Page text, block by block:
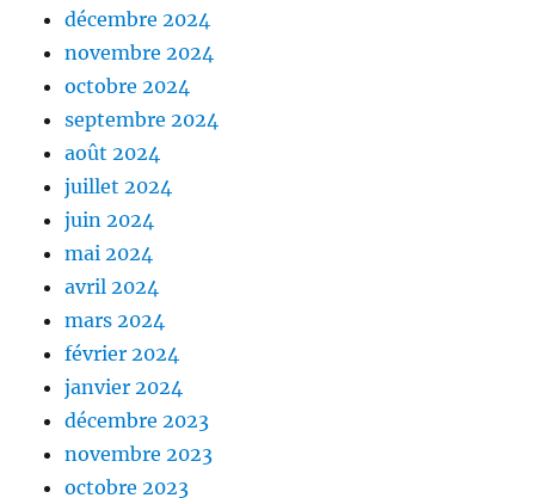
décembre 2024
novembre 2024
octobre 2024
septembre 2024
août 2024
juillet 2024
juin 2024
mai 2024
avril 2024
mars 2024
février 2024
janvier 2024
décembre 2023
novembre 2023
octobre 2023